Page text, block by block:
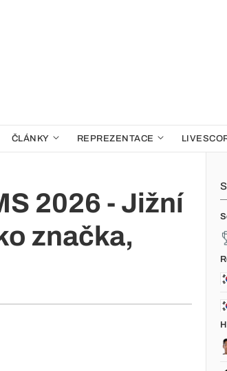
ČLÁNKY REPREZENTACE
2026 - Jižní
značka,